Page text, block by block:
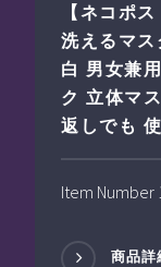
【ネコポ
洗えるマ
白 男女兼
ク 立体マ
返しでも
Item Number
商品詳